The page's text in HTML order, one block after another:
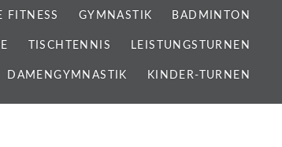
FITNESS GYMNASTIK BADMINTON
TISCHTENNIS LEISTUNGSTURNEN
DAMENGYMNASTIK KINDER-TURNEN